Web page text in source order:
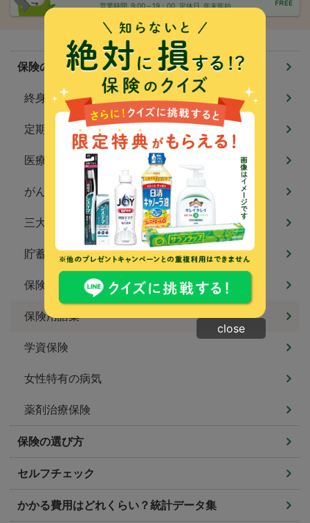
営業時間 9:00～19：00 定休日 年末年始
保険のしくみ
終身保険
定期保険
医療保険
がん保険
三大疾病保険・特定疾病保険
貯蓄型保険
保険の特約
保険用語集
学資保険
女性特有の病気
薬剤治療保険
保険の選び方
セルフチェック
かかる費用はどれくらい？統計データ集
close